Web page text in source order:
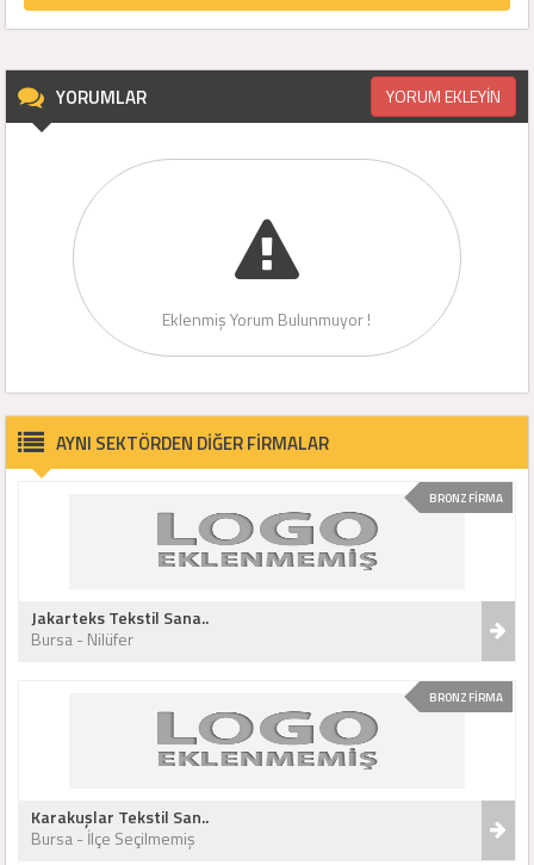
YORUMLAR YORUM EKLEYİN
Eklenmiş Yorum Bulunmuyor !
AYNI SEKTÖRDEN DİĞER FİRMALAR
BRONZ FİRMA
Jakarteks Tekstil Sana..
Bursa - Nilüfer
BRONZ FİRMA
Karakuşlar Tekstil San..
Bursa - İlçe Seçilmemiş